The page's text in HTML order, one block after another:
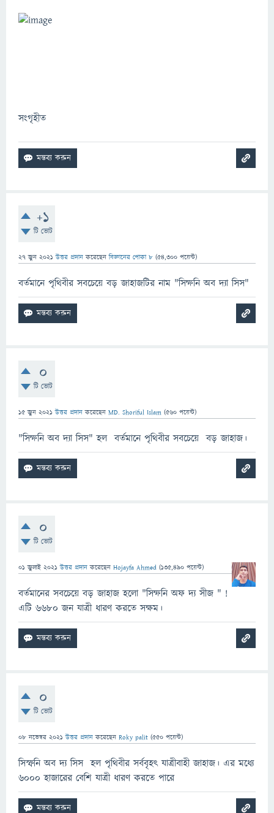
সংগৃহীত
+1
টি ভোট
27 জুন 2021 উত্তর প্রদান করেছেনবিজ্ঞানের পোকা ৮ (54,300 পয়েন্ট)
বর্তমানে পৃথিবীর সবচেয়ে বড় জাহাজটির নাম "সিম্ফনি অব দ্যা সিস"
0
টি ভোট
15 জুন 2021 উত্তর প্রদান করেছেন MD. Shoriful Islam (560 পয়েন্ট)
"সিম্ফনি অব দ্যা সিস" হল বর্তমানে পৃথিবীর সবচেয়ে বড় জাহাজ।
0
টি ভোট
01 জুলাই 2021 উত্তর প্রদান করেছেন Hojayfa Ahmed (135,490 পয়েন্ট)
বর্তমানের সবচেয়ে বড় জাহাজ হলো "সিম্ফনি অফ দ্য সীজ " !
এটি ৬৬৮০ জন যাত্রী ধারণ করতে সক্ষম।
0
টি ভোট
08 নভেম্বর 2021 উত্তর প্রদান করেছেন Roky palit (550 পয়েন্ট)
সিস্ফনি অব দ্য সিস হল পৃথিবীর সর্ববৃহৎ যাত্রীবাহী জাহাজ। এর মধ্যে
৬০০০ হাজারের বেশি যাত্রী ধারণ করতে পারে